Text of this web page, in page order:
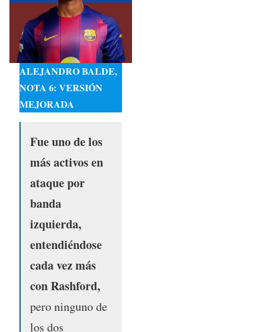
ALEJANDRO BALDE,
NOTA 6: VERSIÓN
MEJORADA
Fue uno de los
más activos en
ataque por
banda
izquierda,
entendiéndose
cada vez más
con Rashford,
pero ninguno de
los dos